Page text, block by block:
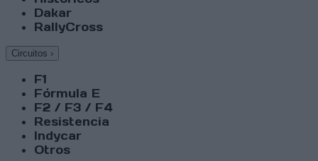
Dakar
RallyCross
Circuitos ›
F1
Fórmula E
F2 / F3 / F4
Resistencia
Indycar
Otros